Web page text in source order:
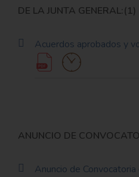
DE LA JUNTA GENERAL:(1)
Acuerdos aprobados y
ANUNCIO DE
Anuncio de